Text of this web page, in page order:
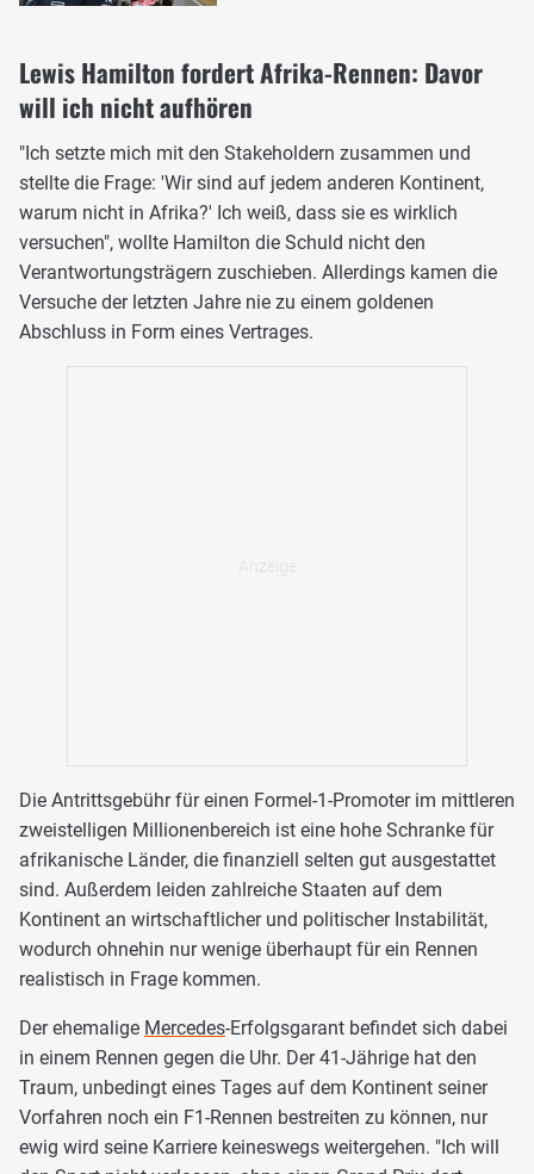
Lewis Hamilton fordert Afrika-Rennen: Davor
will ich nicht aufhören
"Ich setzte mich mit den Stakeholdern zusammen und
stellte die Frage: 'Wir sind auf jedem anderen Kontinent,
warum nicht in Afrika?' Ich weiß, dass sie es wirklich
versuchen", wollte Hamilton die Schuld nicht den
Verantwortungsträgern zuschieben. Allerdings kamen die
Versuche der letzten Jahre nie zu einem goldenen
Abschluss in Form eines Vertrages.
Die Antrittsgebühr für einen Formel-1-Promoter im mittleren
zweistelligen Millionenbereich ist eine hohe Schranke für
afrikanische Länder, die finanziell selten gut ausgestattet
sind. Außerdem leiden zahlreiche Staaten auf dem
Kontinent an wirtschaftlicher und politischer Instabilität,
wodurch ohnehin nur wenige überhaupt für ein Rennen
realistisch in Frage kommen.
Der ehemalige Mercedes-Erfolgsgarant befindet sich dabei
in einem Rennen gegen die Uhr. Der 41-Jährige hat den
Traum, unbedingt eines Tages auf dem Kontinent seiner
Vorfahren noch ein F1-Rennen bestreiten zu können, nur
ewig wird seine Karriere keineswegs weitergehen. "Ich will